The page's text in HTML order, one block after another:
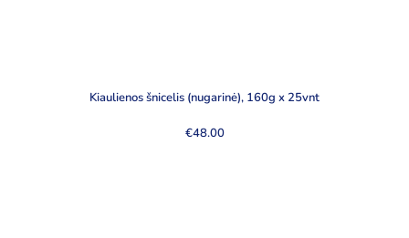
Kiaulienos šnicelis (nugarinė), 160g x 25vnt
€48.00